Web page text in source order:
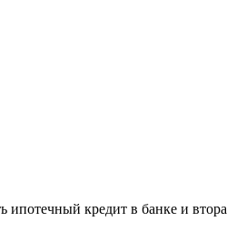
кредит в банке и